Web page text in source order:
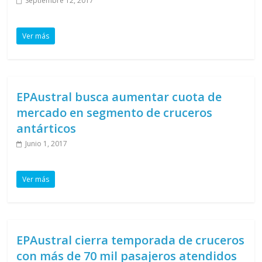
Ver más
EPAustral busca aumentar cuota de
mercado en segmento de cruceros
antárticos
Junio 1, 2017
Ver más
EPAustral cierra temporada de cruceros
con más de 70 mil pasajeros atendidos